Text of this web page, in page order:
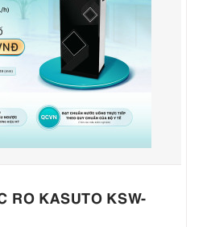
RO KASUTO KSW-